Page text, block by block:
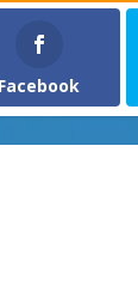
Facebook